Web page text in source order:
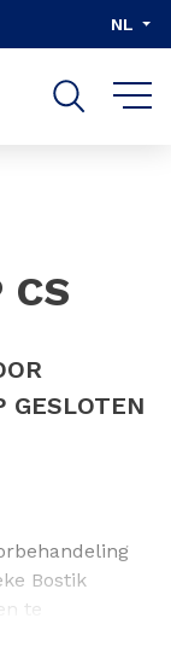
NL
CS
GESLOTEN
Bostik
te